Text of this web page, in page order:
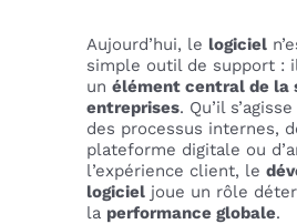
Aujourd’hui, le logiciel
simple outil de support :
un élément central de la
entreprises. Qu’il
des processus internes,
plateforme digitale ou
l’expérience client, le
logiciel joue un rôle
la performance globale.